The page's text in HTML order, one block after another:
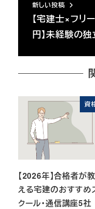
新しい投稿
【宅建士×フリ
円】未経験の
資
【2026年】合格者が教
える宅建のおすすめ
クール・通信講座5社